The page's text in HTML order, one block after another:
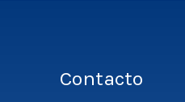
Contacto